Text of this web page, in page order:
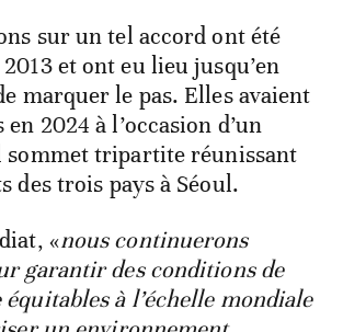
sur un tel accord ont été
et ont eu lieu jusqu’en
marquer le pas. Elles avaient
2024 à l’occasion d’un
sommet tripartite réunissant
des trois pays à Séoul.
«nous continuerons
garantir des conditions de
à l’échelle mondiale